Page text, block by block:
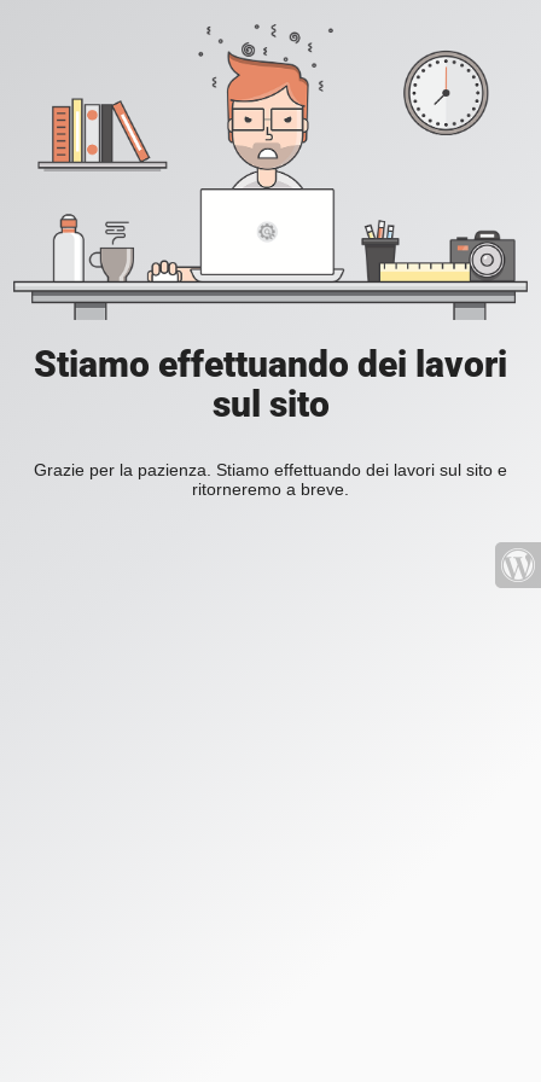
Stiamo effettuando dei lavori
sul sito
Grazie per la pazienza. Stiamo effettuando dei lavori sul sito e
ritorneremo a breve.